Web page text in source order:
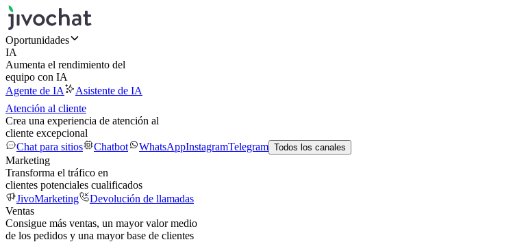
Oportunidades
IA
Aumenta el rendimiento del
equipo con IA
Agente de IA
Asistente de IA
Atención al cliente
Crea una experiencia de atención al
cliente excepcional
Chat para sitios
Chatbot WhatsAppInstagramTelegram Todos los canales
Marketing
Transforma el tráfico en
clientes potenciales cualificados
JivoMarketing
Devolución de llamadas
Ventas
Consigue más ventas, un mayor valor medio
de los pedidos y una mayor base de clientes